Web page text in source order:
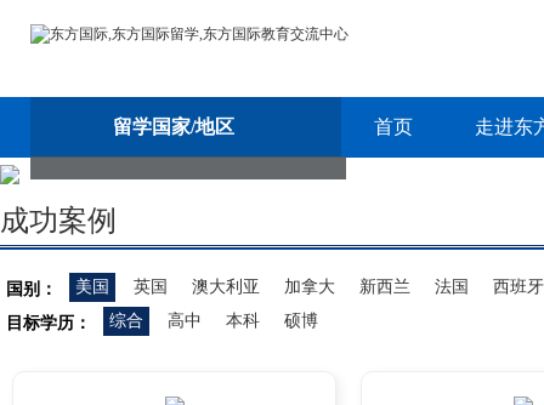
留学国家/地区 首页 走进东
成功案例
国别： 美国 英国 澳大利亚 加拿大 新西兰 法国
西班牙
目标学历：
综合 高中 本科 硕博